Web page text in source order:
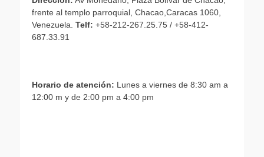
frente al templo parroquial, Chacao,Caracas 1060,
Venezuela. Telf: +58-212-267.25.75 / +58-412-
687.33.91
Horario de atención: Lunes a viernes de 8:30 am a
12:00 m y de 2:00 pm a 4:00 pm